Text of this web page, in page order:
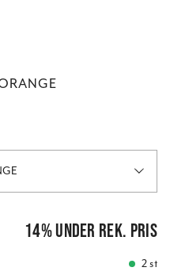
99,00 kr14%under rek. pris
2 st